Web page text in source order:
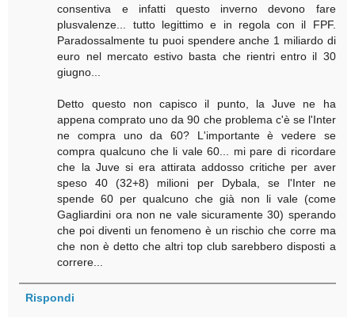
consentiva e infatti questo inverno devono fare
plusvalenze... tutto legittimo e in regola con il FPF.
Paradossalmente tu puoi spendere anche 1 miliardo di
euro nel mercato estivo basta che rientri entro il 30
giugno...
Detto questo non capisco il punto, la Juve ne ha
appena comprato uno da 90 che problema c'è se l'Inter
ne compra uno da 60? L'importante è vedere se
compra qualcuno che li vale 60... mi pare di ricordare
che la Juve si era attirata addosso critiche per aver
speso 40 (32+8) milioni per Dybala, se l'Inter ne
spende 60 per qualcuno che già non li vale (come
Gagliardini ora non ne vale sicuramente 30) sperando
che poi diventi un fenomeno è un rischio che corre ma
che non è detto che altri top club sarebbero disposti a
correre...
Rispondi